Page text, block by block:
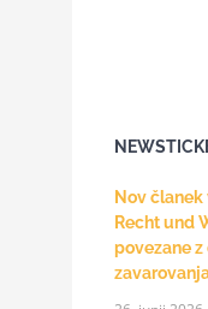
Nov članek
Recht und
povezane